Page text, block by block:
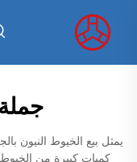
يمثل بيع الخيوط النيون
كميات كبيرة من الخيوط